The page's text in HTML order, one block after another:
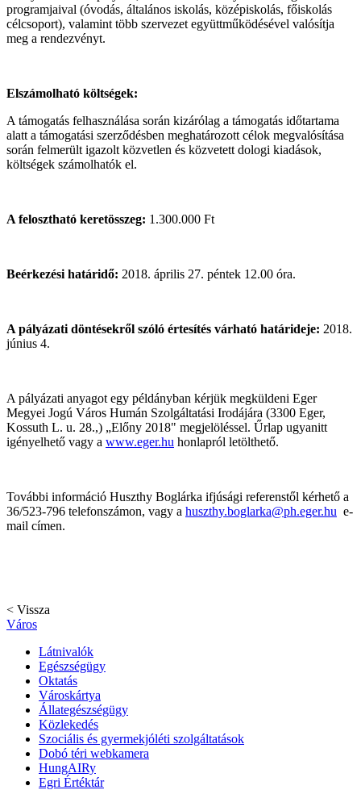
programjaival (óvodás, általános iskolás, középiskolás, főiskolás
célcsoport), valamint több szervezet együttműködésével valósítja
meg a rendezvényt.
Elszámolható költségek:
A támogatás felhasználása során kizárólag a támogatás időtartama
alatt a támogatási szerződésben meghatározott célok megvalósítása
során felmerült igazolt közvetlen és közvetett dologi kiadások,
költségek számolhatók el.
A felosztható keretösszeg: 1.300.000 Ft
Beérkezési határidő: 2018. április 27. péntek 12.00 óra.
A pályázati döntésekről szóló értesítés várható határideje: 2018.
június 4.
A pályázati anyagot egy példányban kérjük megküldeni Eger
Megyei Jogú Város Humán Szolgáltatási Irodájára (3300 Eger,
Kossuth L. u. 28.,) „Előny 2018" megjelöléssel. Űrlap ugyanitt
igényelhető vagy a www.eger.hu honlapról letölthető.
További információ Huszthy Boglárka ifjúsági referenstől kérhető a
36/523-796 telefonszámon, vagy a huszthy.boglarka@ph.eger.hu e-
mail címen.
< Vissza
Város
Látnivalók
Egészségügy
Oktatás
Városkártya
Állategészségügy
Közlekedés
Szociális és gyermekjóléti szolgáltatások
Dobó téri webkamera
HungAIRy
Egri Értéktár